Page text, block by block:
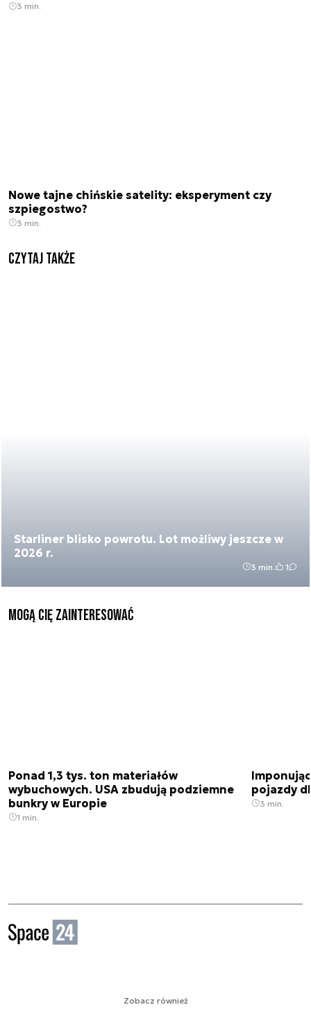
3 min.
Nowe tajne chińskie satelity: eksperyment czy
szpiegostwo?
3 min.
Czytaj także
Starliner blisko powrotu. Lot możliwy jeszcze w
2026 r.
3 min. 1
Mogą Cię zainteresować
Ponad 1,3 tys. ton materiałów
wybuchowych. USA zbudują podziemne
bunkry w Europie
1 min.
pojazdy
3 min.
Zobacz również